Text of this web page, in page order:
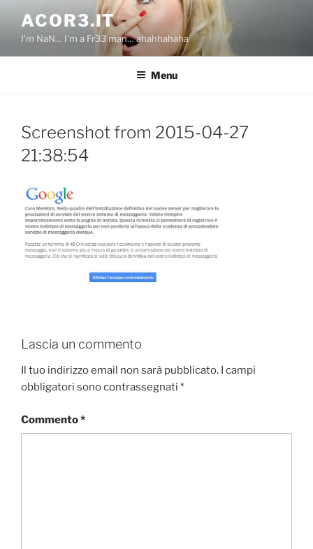
contenuto
ACOR3.IT
I'm NaN… I'm a Fr33 man… ahahhahaha
Menu
Screenshot from 2015-04-27
21:38:54
Lascia un commento
Il tuo indirizzo email non sarà pubblicato. I campi
obbligatori sono contrassegnati *
Commento*